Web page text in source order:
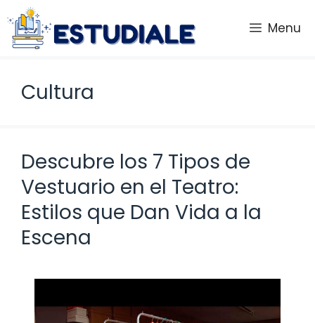
Saltar
al
contenido
Menu
Cultura
Descubre los 7 Tipos de
Vestuario en el Teatro:
Estilos que Dan Vida a la
Escena